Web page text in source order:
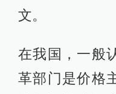
文。
在我国，一般
革部门是价格